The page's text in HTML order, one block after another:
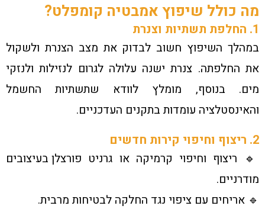
מה כולל שיפוץ אמבטיה קומפלט?
1. החלפת תשתיות וצנרת
במהלך השיפוץ חשוב לבדוק את מצב הצנרת ולשקול
את החלפתה. צנרת ישנה עלולה לגרום לנזילות ולנזקי
מים. בנוסף, מומלץ לוודא שתשתיות החשמל
והאינסטלציה עומדות בתקנים העדכניים.
2. ריצוף וחיפוי קירות חדשים
🔹 ריצוף וחיפוי קרמיקה או גרניט פורצלן בעיצובים
מודרניים.
🔹 אריחים עם ציפוי נגד החלקה לבטיחות מרבית.